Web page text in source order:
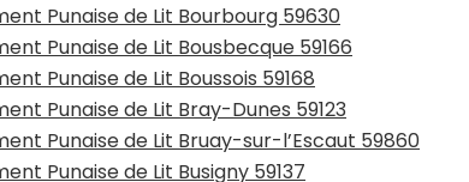
Punaise de Lit Bourbourg 59630
Punaise de Lit Bousbecque 59166
Punaise de Lit Boussois 59168
Punaise de Lit Bray-Dunes 59123
Punaise de Lit Bruay-sur-l’Escaut 59860
Punaise de Lit Busigny 59137